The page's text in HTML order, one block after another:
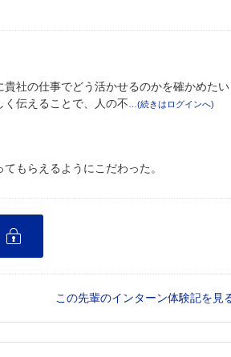
社の仕事でどう活かせるのかを確かめたい
伝えることで、人の不
もらえるようにこだわった。
この先輩のインターン体験記を見